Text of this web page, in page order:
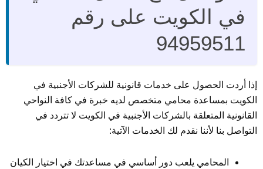
في الكويت على رقم
94959511
إذا أردت الحصول على خدمات قانونية للشركات الأجنبية في
الكويت بمساعدة محامي متخصص لديه خبرة في كافة النواحي
القانونية المتعلقة بالشركات الأجنبية في الكويت لا تتردد في
التواصل بنا لأننا نقدم لك الخدمات الآتية:
المحامي يلعب دور أساسي في مساعدتك في اختيار الكيان